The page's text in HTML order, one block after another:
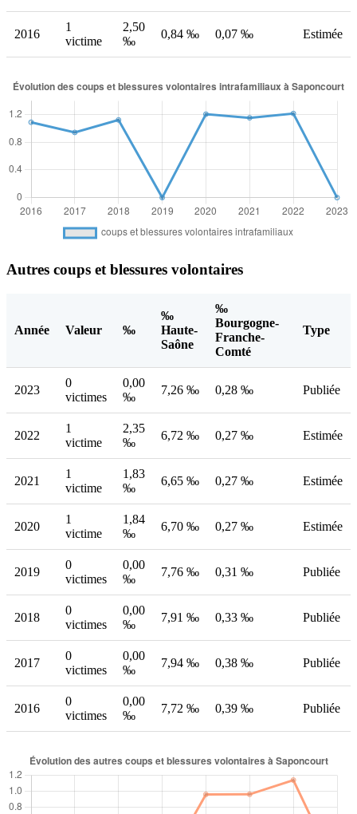
2016
1
victime
2,50
‰
0,84 ‰ 0,07 ‰ Estimée
Autres coups et blessures volontaires
Année Valeur ‰
‰
Haute-
Saône
‰
Bourgogne-
Franche-
Comté
Type
2023
0
victimes
0,00
‰
7,26 ‰ 0,28 ‰ Publiée
2022
1
victime
2,35
‰
6,72 ‰ 0,27 ‰ Estimée
2021
1
victime
1,83
‰
6,65 ‰ 0,27 ‰ Estimée
2020
1
victime
1,84
‰
6,70 ‰ 0,27 ‰ Estimée
2019
0
victimes
0,00
‰
7,76 ‰ 0,31 ‰ Publiée
2018
0
victimes
0,00
‰
7,91 ‰ 0,33 ‰ Publiée
2017
0
victimes
0,00
‰
7,94 ‰ 0,38 ‰ Publiée
2016
0
victimes
0,00
‰
7,72 ‰ 0,39 ‰ Publiée